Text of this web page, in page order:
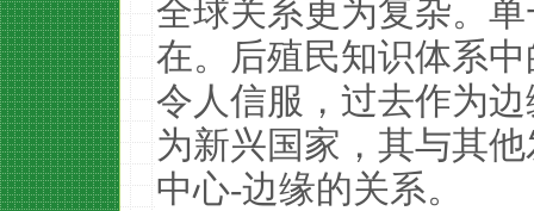
全球关系更为复杂。
在。后殖民知识体系
令人信服，过去作为
为新兴国家，其与其
中心-边缘的关系。